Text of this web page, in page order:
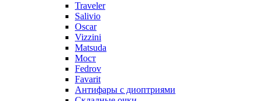
Traveler
Salivio
Oscar
Vizzini
Matsuda
Мост
Fedrov
Favarit
Антифары с диоптриями